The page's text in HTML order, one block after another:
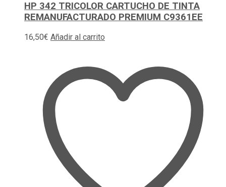
HP 342 TRICOLOR CARTUCHO DE TINTA
REMANUFACTURADO PREMIUM C9361EE
16,50€ Añadir al carrito